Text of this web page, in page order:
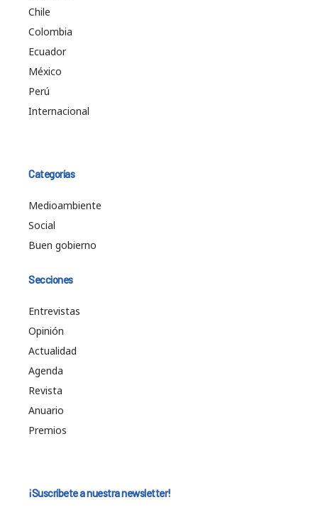
Chile
Colombia
Ecuador
México
Perú
Internacional
Categorías
Medioambiente
Social
Buen gobierno
Secciones
Entrevistas
Opinión
Actualidad
Agenda
Revista
Anuario
Premios
¡Suscríbete a nuestra newsletter!